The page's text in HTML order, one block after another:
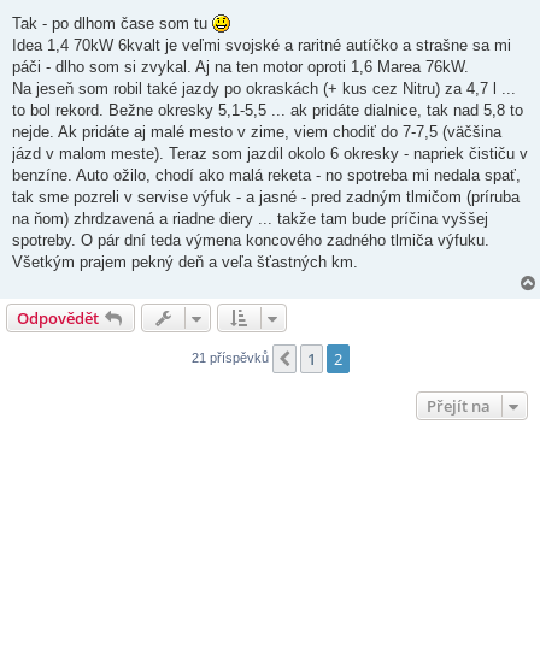
í
p
ě
e
k
Tak - po dlhom čase som tu
Idea 1,4 70kW 6kvalt je veľmi svojské a raritné autíčko a strašne sa mi
páči - dlho som si zvykal. Aj na ten motor oproti 1,6 Marea 76kW.
Na jeseň som robil také jazdy po okraskách (+ kus cez Nitru) za 4,7 l ...
to bol rekord. Bežne okresky 5,1-5,5 ... ak pridáte dialnice, tak nad 5,8 to
nejde. Ak pridáte aj malé mesto v zime, viem chodiť do 7-7,5 (väčšina
jázd v malom meste). Teraz som jazdil okolo 6 okresky - napriek čističu v
benzíne. Auto ožilo, chodí ako malá reketa - no spotreba mi nedala spať,
tak sme pozreli v servise výfuk - a jasné - pred zadným tlmičom (príruba
na ňom) zhrdzavená a riadne diery ... takže tam bude príčina vyššej
spotreby. O pár dní teda výmena koncového zadného tlmiča výfuku.
Všetkým prajem pekný deň a veľa šťastných km.
Odpovědět
21 příspěvků Předchozí
1 2
Přejít na